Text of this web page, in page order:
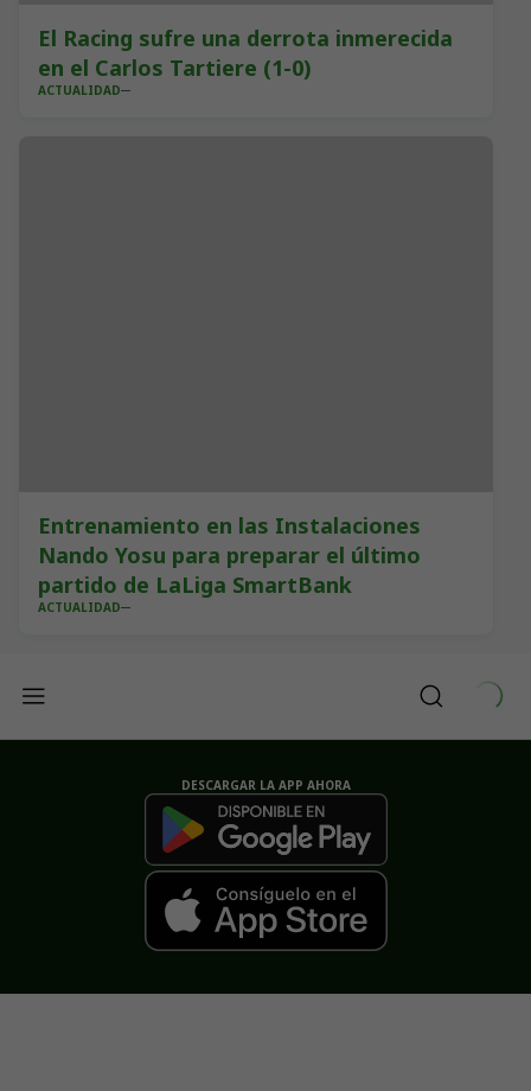
El Racing sufre una derrota inmerecida
en el Carlos Tartiere (1-0)
ACTUALIDAD
Entrenamiento en las Instalaciones
Nando Yosu para preparar el último
partido de LaLiga SmartBank
ACTUALIDAD
DESCARGAR LA APP AHORA